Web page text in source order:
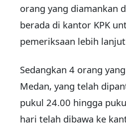
orang yang diamankan
berada di kantor KPK
pemeriksaan lebih
Sedangkan 4 orang
Medan, yang telah
pukul 24.00 hingga
hari telah dibawa ke